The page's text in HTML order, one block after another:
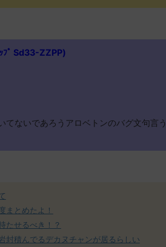
ﾌﾟ Sd33-ZZPP)
てないであろうアロベトンのバグ文句言
まとめたよ！
たせるべき！？
封積んでるデカヌチャンが居るらしい